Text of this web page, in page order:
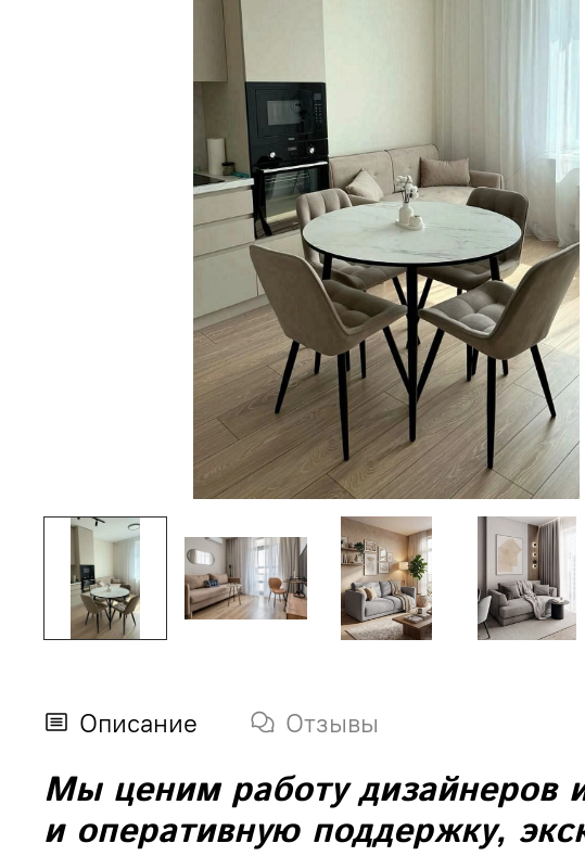
Описание Отзывы
Мыценимработудизайнеров
и оперативнуюподдержку,